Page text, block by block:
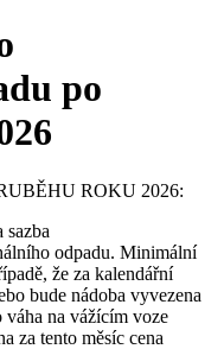
po
ROKU 2026:
odpadu. Minimální
že za kalendářní
bude nádoba vyvezena
váha na vážícím voze
za tento měsíc cena